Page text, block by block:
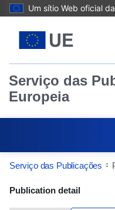
Um sítio Web oficial
Serviço das
Europeia
Serviço das Publicações
Publication
Publication detail